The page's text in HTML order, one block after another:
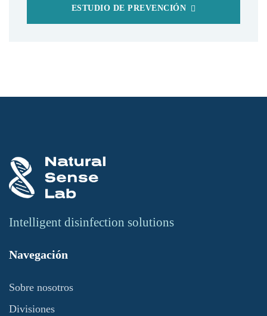
ESTUDIO DE PREVENCIÓN
Intelligent disinfection solutions
Navegación
Sobre nosotros
Divisiones